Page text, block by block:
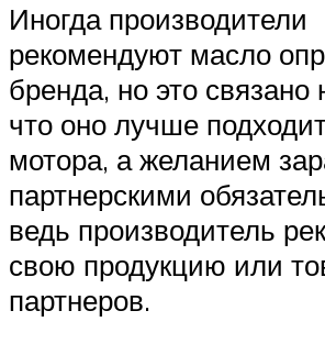
Иногда производители
рекомендуют масло
бренда, но это связано
что оно лучше
мотора, а желанием
партнерскими
ведь производитель
свою продукцию или
партнеров.